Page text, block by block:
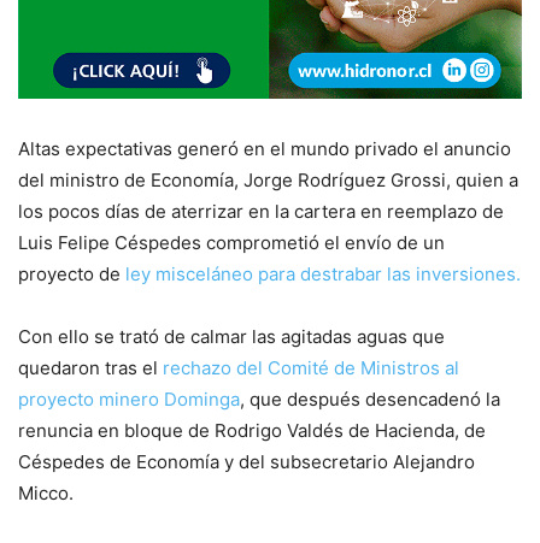
Altas expectativas generó en el mundo privado el anuncio
del ministro de Economía, Jorge Rodríguez Grossi, quien a
los pocos días de aterrizar en la cartera en reemplazo de
Luis Felipe Céspedes comprometió el envío de un
proyecto de ley misceláneo para destrabar las inversiones.
Con ello se trató de calmar las agitadas aguas que
quedaron tras el rechazo del Comité de Ministros al
proyecto minero Dominga, que después desencadenó la
renuncia en bloque de Rodrigo Valdés de Hacienda, de
Céspedes de Economía y del subsecretario Alejandro
Micco.